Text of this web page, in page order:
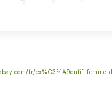
fr/ex%C3%A9cutif-